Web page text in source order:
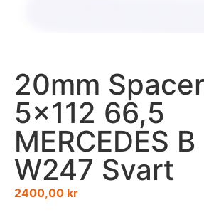
20mm
5×112 66,5
MERCEDES
W247 Svart
2400,00 kr